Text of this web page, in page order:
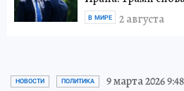
2 августа
В МИРЕ
НОВОСТИ ПОЛИТИКА 9 марта 2026 9:48